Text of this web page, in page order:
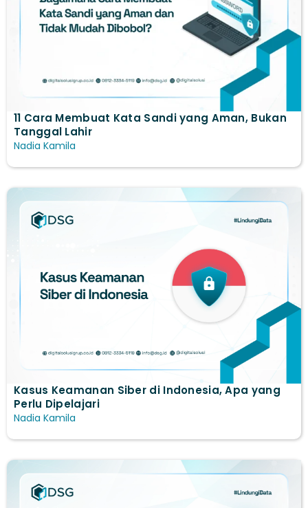
11 Cara Membuat Kata Sandi yang Aman, Bukan
Tanggal Lahir
Nadia Kamila
Kasus Keamanan Siber di Indonesia, Apa yang
Perlu Dipelajari
Nadia Kamila